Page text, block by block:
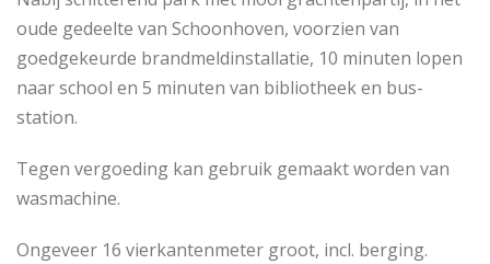
oude gedeelte van Schoonhoven, voorzien van
goedgekeurde brandmeldinstallatie, 10 minuten lopen
naar school en 5 minuten van bibliotheek en bus-
station.
Tegen vergoeding kan gebruik gemaakt worden van
wasmachine.
Ongeveer 16 vierkantenmeter groot, incl. berging.